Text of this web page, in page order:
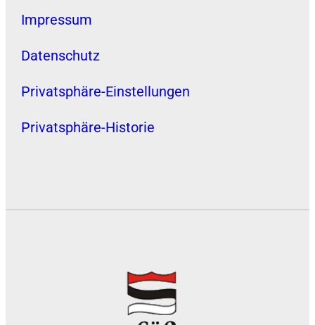
Impressum
Datenschutz
Privatsphäre-Einstellungen
Privatsphäre-Historie